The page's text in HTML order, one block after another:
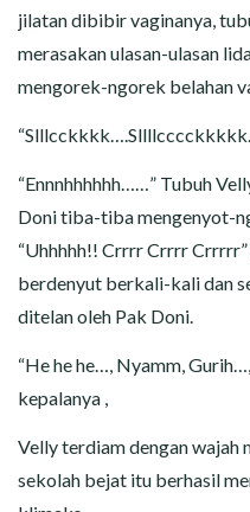
jilatan dibibir vaginanya,
merasakan ulasan-ulasan
mengorek-ngorek belahan
“Ennnhhhhhh……” Tubuh
Doni tiba-tiba mengenyot-
“Uhhhhh!! Crrrr Crrrr
berdenyut berkali-kali dan
ditelan oleh Pak Doni.
“He he he…, Nyamm,
kepalanya ,
Velly terdiam dengan wajah
sekolah bejat itu berhasil